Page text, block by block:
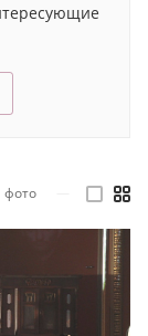
фото